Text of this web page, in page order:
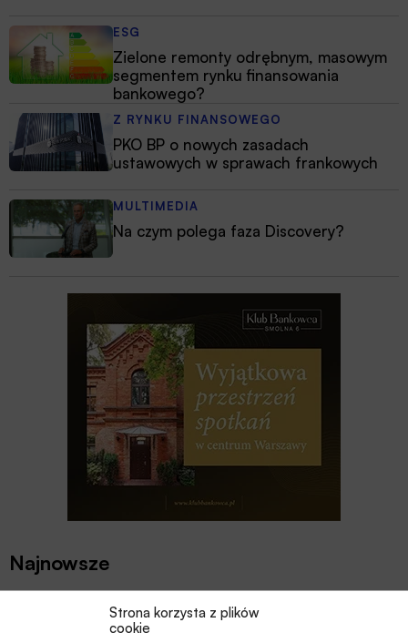
Strona korzysta z plików
cookie
ESG
Zielone remonty odrębnym, masowym
segmentem rynku finansowania
bankowego?
Z RYNKU FINANSOWEGO
PKO BP o nowych zasadach
ustawowych w sprawach frankowych
MULTIMEDIA
Na czym polega faza Discovery?
Najnowsze
EDUKACJA FINANSOWA
Przedszkole to kluczowy etap – to